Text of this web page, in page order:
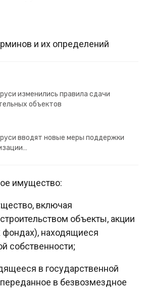
и их определений
изменились правила сдачи
объектов
вводят новые меры поддержки
имущество:
включая
объекты, акции
фондах), находящиеся
собственности;
в государственной
в безвозмездное